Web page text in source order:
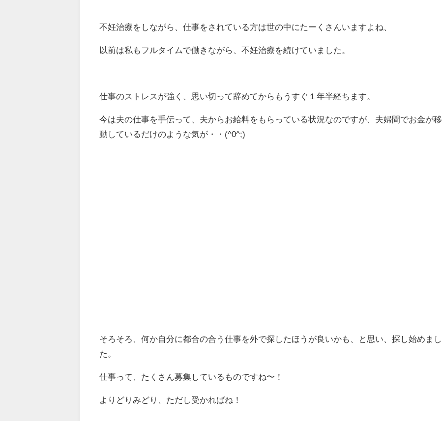
不妊治療をしながら、仕事をされている方は世の中にたーくさんいますよね、
以前は私もフルタイムで働きながら、不妊治療を続けていました。
仕事のストレスが強く、思い切って辞めてからもうすぐ１年半経ちます。
今は夫の仕事を手伝って、夫からお給料をもらっている状況なのですが、夫婦間でお金が移
動しているだけのような気が・・(^0^;)
そろそろ、何か自分に都合の合う仕事を外で探したほうが良いかも、と思い、探し始めまし
た。
仕事って、たくさん募集しているものですね〜！
よりどりみどり、ただし受かればね！